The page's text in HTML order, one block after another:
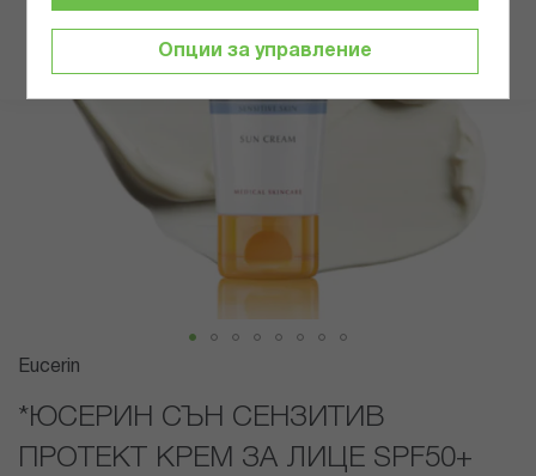
Преминете
началото
галерия
Eucerin
*ЮСЕРИН СЪН СЕНЗИТИВ
ПРОТЕКТ КРЕМ ЗА ЛИЦЕ SPF50+
Опции за управление